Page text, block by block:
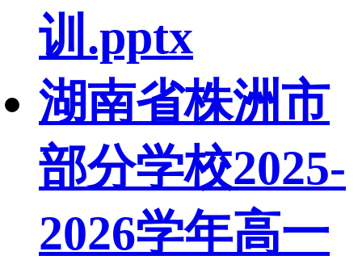
训.pptx
湖南省株洲市
部分学校2025-
2026学年高一